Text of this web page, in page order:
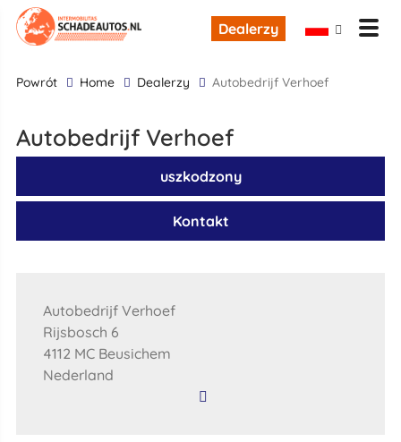
Dealerzy
powrót Home Dealerzy Autobedrijf Verhoef
Autobedrijf Verhoef
uszkodzony
Kontakt
Autobedrijf Verhoef
Rijsbosch 6
4112 MC Beusichem
Nederland